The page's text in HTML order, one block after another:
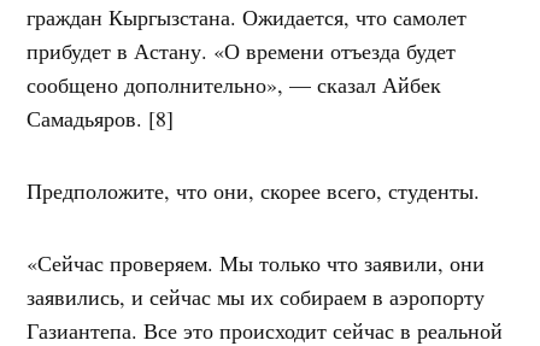
граждан Кыргызстана. Ожидается, что самолет
прибудет в Астану. «О времени отъезда будет
сообщено дополнительно», — сказал Айбек
Самадьяров. [8]
Предположите, что они, скорее всего, студенты.
«Сейчас проверяем. Мы только что заявили, они
заявились, и сейчас мы их собираем в аэропорту
Газиантепа. Все это происходит сейчас в реальной